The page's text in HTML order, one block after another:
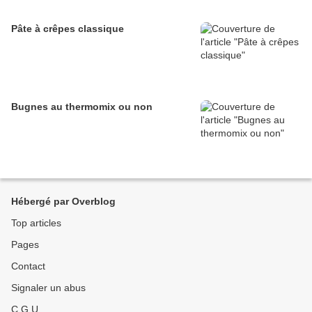
Pâte à crêpes classique
Bugnes au thermomix ou non
Hébergé par Overblog
Top articles
Pages
Contact
Signaler un abus
C.G.U.